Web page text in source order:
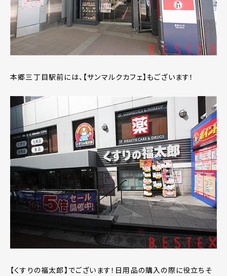
本郷三丁目駅前には、【サンマルクカフェ】もございます！
【くすりの福太郎】でございます！日用品の購入の際に役立ちそ